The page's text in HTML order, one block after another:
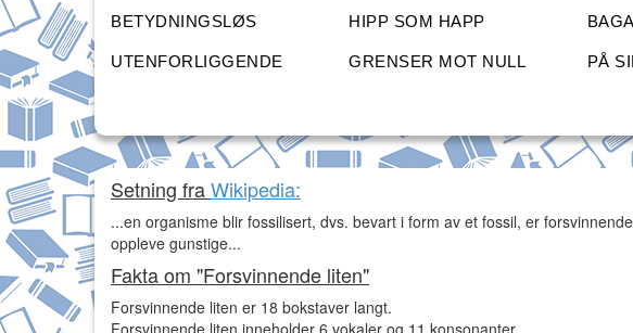
BETYDNINGSLØS HIPP SOM HAPP
UTENFORLIGGENDE GRENSER MOT NULL PÅ
Setning fraWikipedia:
...en organisme blir fossilisert, dvs. bevart i form av et fossil, er
oppleve gunstige...
Fakta om "Forsvinnende liten"
Forsvinnende liten er 18 bokstaver langt.